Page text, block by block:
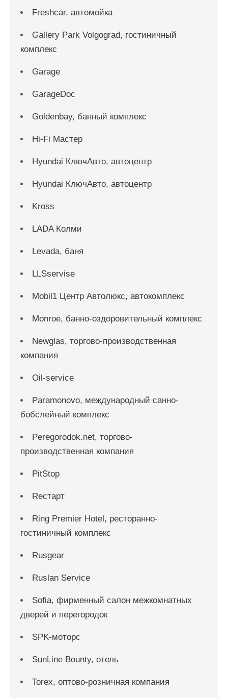
Freshcar, автомойка
Gallery Park Volgograd, гостиничный
комплекс
Garage
GarageDoc
Goldenbay, банный комплекс
Hi-Fi Мастер
Hyundai КлючАвто, автоцентр
Hyundai КлючАвто, автоцентр
Kross
LADA Колми
Levada, баня
LLSservise
Mobil1 Центр Автолюкс, автокомплекс
Monroe, банно-оздоровительный комплекс
Newglas, торгово-производственная
компания
Oil-service
Paramonovo, международный санно-
бобслейный комплекс
Peregorodok.net, торгово-
производственная компания
PitStop
Reстарт
Ring Premier Hotel, ресторанно-
гостиничный комплекс
Rusgear
Ruslan Service
Sofia, фирменный салон межкомнатных
дверей и перегородок
SPK-моторс
SunLine Bounty, отель
Torex, оптово-розничная компания